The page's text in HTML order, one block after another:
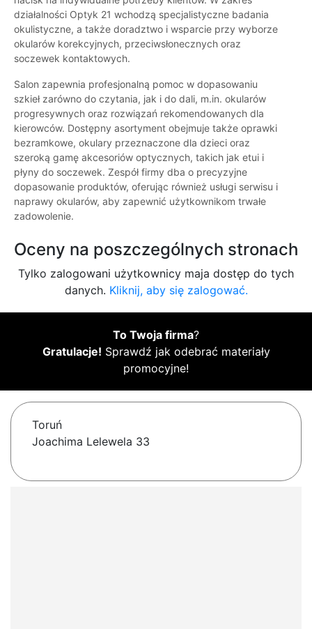
działalności Optyk 21 wchodzą specjalistyczne badania
okulistyczne, a także doradztwo i wsparcie przy wyborze
okularów korekcyjnych, przeciwsłonecznych oraz
soczewek kontaktowych.
Salon zapewnia profesjonalną pomoc w dopasowaniu
szkieł zarówno do czytania, jak i do dali, m.in. okularów
progresywnych oraz rozwiązań rekomendowanych dla
kierowców. Dostępny asortyment obejmuje także oprawki
bezramkowe, okulary przeznaczone dla dzieci oraz
szeroką gamę akcesoriów optycznych, takich jak etui i
płyny do soczewek. Zespół firmy dba o precyzyjne
dopasowanie produktów, oferując również usługi serwisu i
naprawy okularów, aby zapewnić użytkownikom trwałe
zadowolenie.
Oceny na poszczególnych stronach
Tylko zalogowani użytkownicy maja dostęp do tych
danych. Kliknij, aby się zalogować.
To Twoja firma?
Gratulacje! Sprawdź jak odebrać materiały
promocyjne!
Toruń
Joachima Lelewela 33